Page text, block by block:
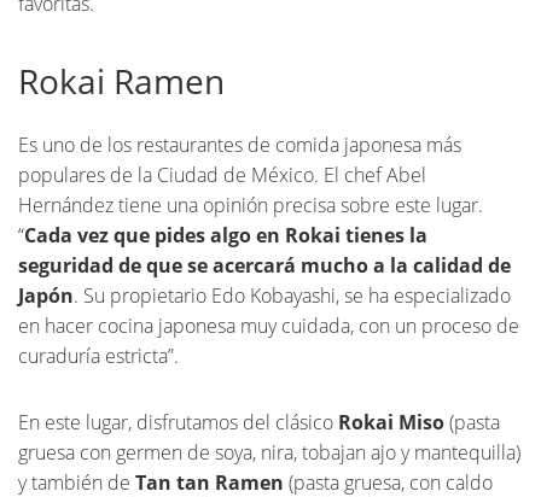
Rokai Ramen
Es uno de los restaurantes de comida japonesa más
populares de la Ciudad de México. El chef Abel
Hernández tiene una opinión precisa sobre este lugar.
“Cada vez que pides algo en Rokai tienes la
seguridad de que se acercará mucho a la calidad de
Japón. Su propietario Edo Kobayashi, se ha especializado
en hacer cocina japonesa muy cuidada, con un proceso de
curaduría estricta”.
En este lugar, disfrutamos del clásico Rokai Miso(pasta
gruesa con germen de soya, nira, tobajan ajo y mantequilla)
y también de Tan tan Ramen (pasta gruesa, con caldo